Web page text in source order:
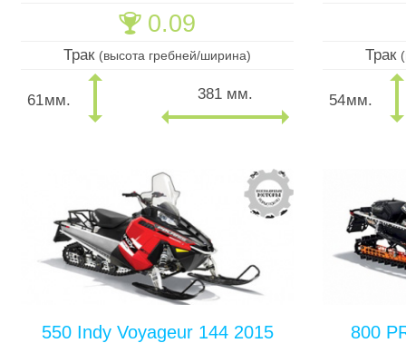
🏆 0.09
Трак (высота гребней/ширина)
61мм. 381 мм.
Трак
54мм.
550 Indy Voyageur 144 2015
800